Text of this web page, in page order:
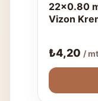
22x0.80
Vizon
₺4,20 / mt